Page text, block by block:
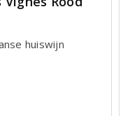
huiswijn